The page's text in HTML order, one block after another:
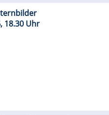
18.30 Uhr